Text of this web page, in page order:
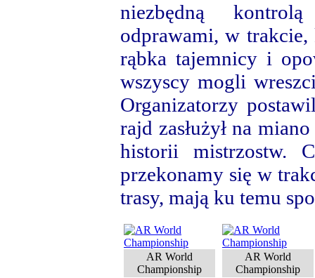
niezbędną
odprawami, w
rąbka tajemnicy i
wszyscy mogli
Organizatorzy
rajd zasłużył na
historii mistrzostw.
przekonamy się w
trasy, mają ku temu
AR World
Championship
AR World
Championship